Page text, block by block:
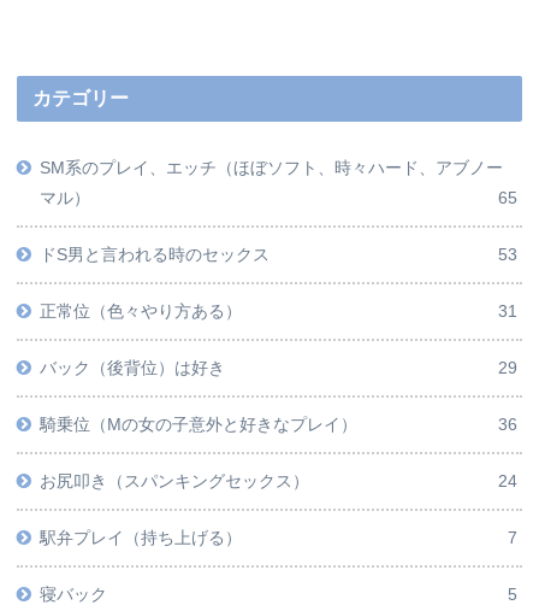
カテゴリー
SM系のプレイ、エッチ（ほぼソフト、時々ハード、アブノー
マル）
65
ドS男と言われる時のセックス 53
正常位（色々やり方ある） 31
バック（後背位）は好き 29
騎乗位（Mの女の子意外と好きなプレイ） 36
お尻叩き（スパンキングセックス） 24
駅弁プレイ（持ち上げる） 7
寝バック 5